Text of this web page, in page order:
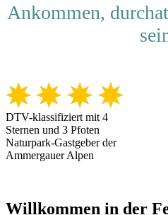
Ankommen,
DTV-klassifiziert mit 4
Sternen und 3 Pfoten
Naturpark-Gastgeber der
Ammergauer Alpen
Willkommen in der